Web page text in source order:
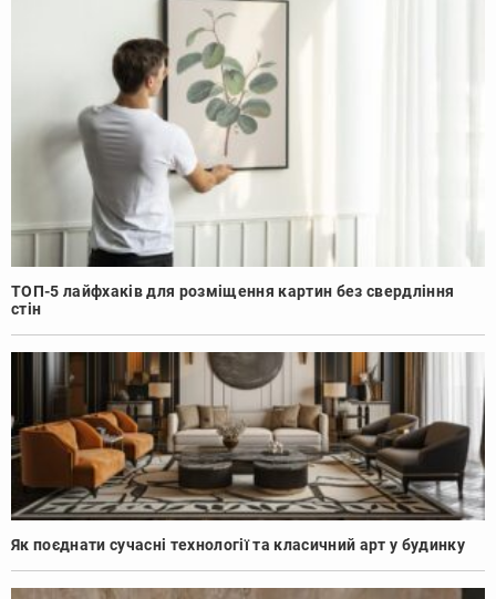
ТОП-5 лайфхаків для розміщення картин без свердління
стін
Як поєднати сучасні технології та класичний арт у будинку